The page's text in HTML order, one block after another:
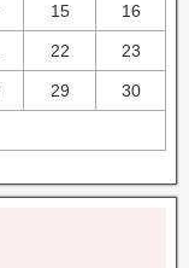
15 16
22 23
29 30